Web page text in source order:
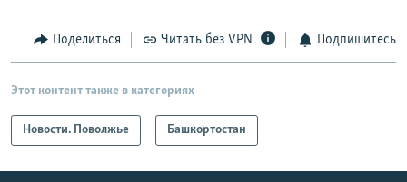
Поделиться Читать без VPN Подпишитесь
Этот контент также в категориях
Новости. Поволжье Башкортостан